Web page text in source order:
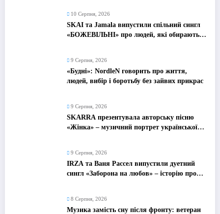
10 Серпня, 2026
SKAI та Jamala випустили спільний сингл
«БОЖЕВІЛЬНІ» про людей, які обирають
9 Серпня, 2026
«Будні»: NordleN говорить про життя,
людей, вибір і боротьбу без зайвих прикрас
9 Серпня, 2026
SKARRA презентувала авторську пісню
«Жінка» – музичний портрет української
9 Серпня, 2026
IRZA та Ваня Рассел випустили дуетний
сингл «Заборона на любов» – історію про
8 Серпня, 2026
Музика замість сну після фронту: ветеран